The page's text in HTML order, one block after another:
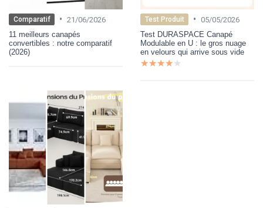
Comparatif • 21/06/2026
11 meilleurs canapés
convertibles : notre comparatif
(2026)
Test Produit • 05/05/2026
Test DURASPACE Canapé
Modulable en U : le gros nuage
en velours qui arrive sous vide
★★★★★
★★★★★